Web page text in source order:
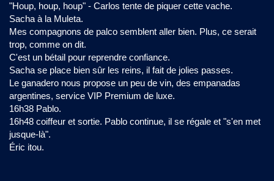
"Houp, houp, houp" - Carlos tente de piquer cette vache.
Sacha à la Muleta.
Mes compagnons de palco semblent aller bien. Plus, ce serait
trop, comme on dit.
C'est un bétail pour reprendre confiance.
Sacha se place bien sûr les reins, il fait de jolies passes.
Le ganadero nous propose un peu de vin, des empanadas
argentines, service VIP Premium de luxe.
16h38 Pablo.
16h48 coiffeur et sortie. Pablo continue, il se régale et "s'en met
jusque-là".
Éric itou.